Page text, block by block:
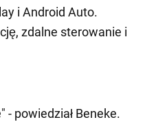
i Android Auto.
zdalne sterowanie i
powiedział Beneke.